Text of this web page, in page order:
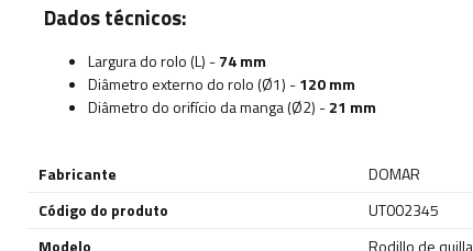
Dados técnicos:
Largura do rolo (L) -74 mm
Diâmetro externo do rolo (Ø1) -120 mm
Diâmetro do orifício da manga (Ø2) -21 mm
Fabricante
DOMAR
Código do produto
UT002345
Modelo
Rodillo de quilla